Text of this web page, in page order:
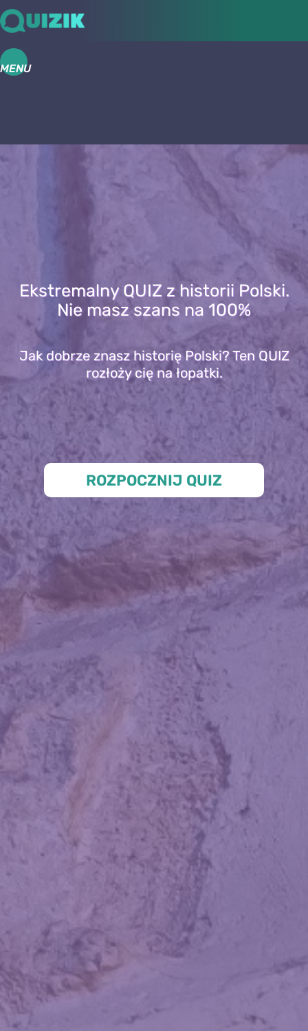
MENU
Ekstremalny QUIZ z historii Polski.
Nie masz szans na 100%
Jak dobrze znasz historię Polski? Ten QUIZ
rozłoży cię na łopatki.
ROZPOCZNIJ QUIZ